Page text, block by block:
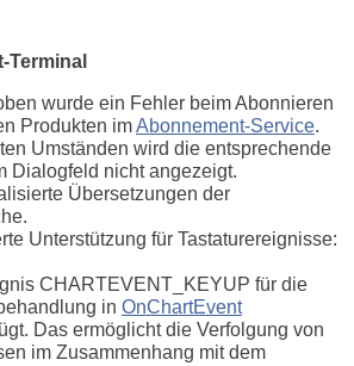
Terminal
wurde ein Fehler beim Abonnieren
Produkten imAbonnement-Service.
Umständen wird die entsprechende
Dialogfeld nicht angezeigt.
Übersetzungen der
Unterstützung für Tastaturereignisse:
CHARTEVENT_KEYUP für die
in OnChartEvent
Das ermöglicht die Verfolgung von
im Zusammenhang mit dem